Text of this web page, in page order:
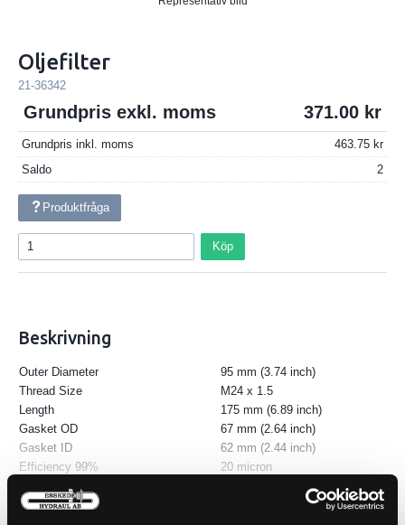
Oljefilter
21-36342
Grundpris exkl. moms 371.00
Grundpris inkl. moms
463.75
Saldo
2
Produktfråga
Köp
Beskrivning
Outer Diameter
95 mm (3.74 inch)
Thread Size
M24 x 1.5
Length
175 mm (6.89 inch)
Gasket OD
67 mm (2.64 inch)
Gasket ID
62 mm (2.44 inch)
Efficiency 99%
20 micron
Bypass Valve
Läs mer ...